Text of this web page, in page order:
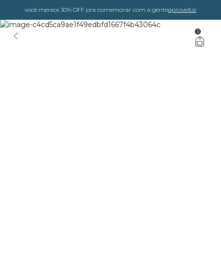
você merece 30% OFF pra comemorar com a genteaproveita!
0